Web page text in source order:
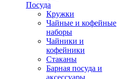
Посуда
Кружки
Чайные и кофейные
наборы
Чайники и
кофейники
Стаканы
Барная посуда и
аксессуары